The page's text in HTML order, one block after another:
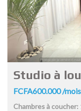
Studio à
FCFA600.000 /mois
Chambres à coucher: